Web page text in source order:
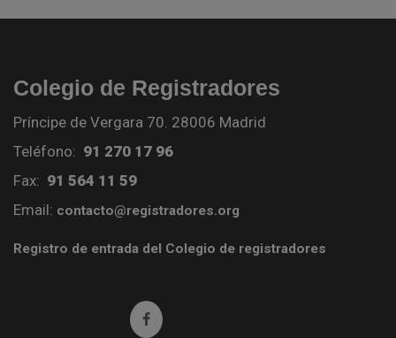
Colegio de Registradores
Príncipe de Vergara 70. 28006 Madrid
Teléfono: 91 270 17 96
Fax: 91 564 11 59
Email: contacto@registradores.org
Registro de entrada del Colegio de registradores
Ir a facebook (abre en ventana nueva)